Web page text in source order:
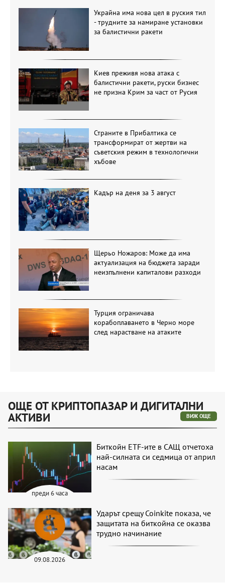
Украйна има нова цел в руския тил
- трудните за намиране установки
за балистични ракети
Киев преживя нова атака с
балистични ракети, руски бизнес
не призна Крим за част от Русия
Страните в Прибалтика се
трансформират от жертви на
съветския режим в технологични
хъбове
Кадър на деня за 3 август
Щерьо Ножаров: Може да има
актуализация на бюджета заради
неизпълнени капиталови разходи
Турция ограничава
корабоплаването в Черно море
след нарастване на атаките
ОЩЕ ОТ КРИПТОПАЗАР И ДИГИТАЛНИ
АКТИВИ ВИЖ ОЩЕ
преди 6 часа
Биткойн ETF-ите в САЩ отчетоха
най-силната си седмица от април
насам
09.08.2026
Ударът срещу Coinkite показа, че
защитата на биткойна се оказва
трудно начинание